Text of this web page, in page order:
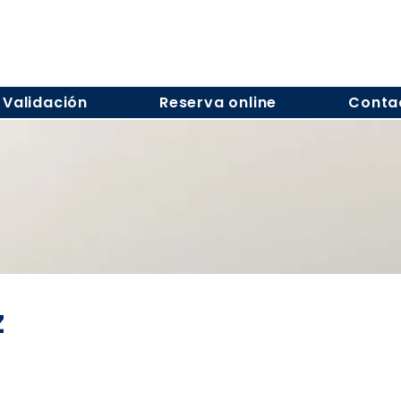
Validación Reserva online